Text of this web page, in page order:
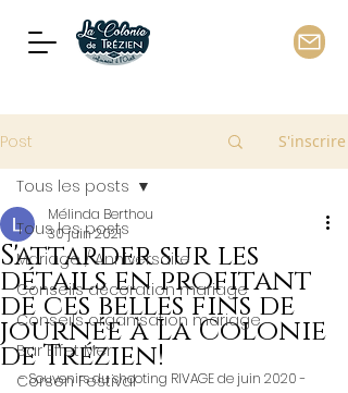
Post S'inscrire
Tous les posts
Mariage / Anniversaire
Conseils décoration mariage
Conseils organisation mariage
Bar Effet Mer
Corsen Festival
Tous les posts
S'attarder sur les
détails en profitant
de ces belles fins de
journée à La Colonie
de Trézien!
Mélinda Berthou
30 juin 2021
- Souvenirs du shooting RIVAGE de juin 2020 -